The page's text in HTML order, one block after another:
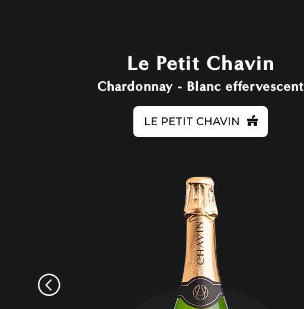
Le Petit Chavin
Chardonnay - Blanc effervescent
LE PETIT CHAVIN